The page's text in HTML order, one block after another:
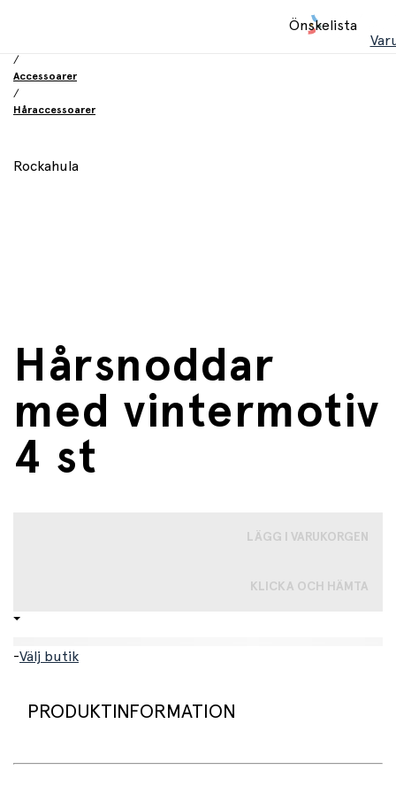
Önskelista
/
Accessoarer
/
Håraccessoarer
Rockahula
Hårsnoddar
med vintermotiv
4 st
LÄGG I VARUKORGEN
KLICKA OCH HÄMTA
-Välj butik
PRODUKTINFORMATION